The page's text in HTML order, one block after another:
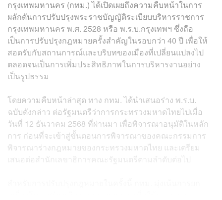
กรุงเทพมหานคร (กทม.) ได้เปิดเผยถึงความคืบหน้าในการ
ผลักดันการปรับปรุงพระราชบัญญัติระเบียบบริหารราชการ
กรุงเทพมหานคร พ.ศ. 2528 หรือ พ.ร.บ.กรุงเทพฯ ซึ่งถือ
เป็นการปรับปรุงกฎหมายครั้งสำคัญในรอบกว่า 40 ปี เพื่อให้
สอดรับกับสถานการณ์และบริบทของเมืองที่เปลี่ยนแปลงไป
ตลอดจนเป็นการเพิ่มประสิทธิภาพในการบริหารงานอย่าง
เป็นรูปธรรม
โดยความคืบหน้าล่าสุด ทาง กทม. ได้นำเสนอร่าง พ.ร.บ.
ฉบับดังกล่าว ต่อรัฐมนตรีว่าการกระทรวงมหาดไทยไปเมื่อ
วันที่ 12 ธันวาคม 2568 ที่ผ่านมา เพื่อพิจารณาอนุมัติในหลัก
การ ก่อนที่จะเข้าสู่ขั้นตอนการพิจารณาของคณะกรรมการ
พิจารณาร่างกฎหมายของกระทรวงมหาดไทย และเตรียม
เสนอต่อสำนักเลขาธิการคณะรัฐมนตรีตามลำดับต่อไป